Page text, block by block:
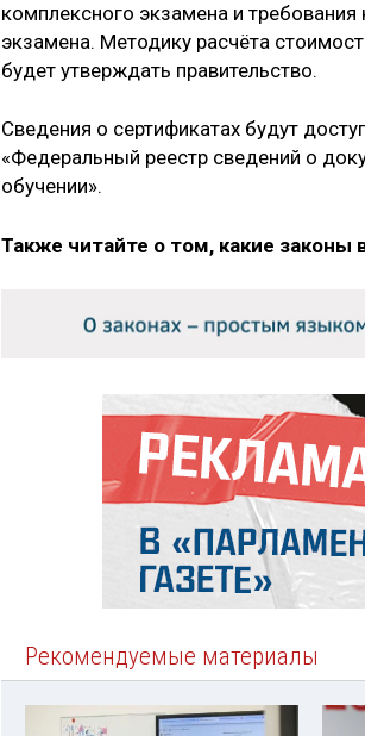
комплексного экзамена и
экзамена. Методику расчёта
будет утверждать правительство.
Сведения о сертификатах будут
«Федеральный реестр сведений о
обучении».
Также читайте о том, какие законы
Рекомендуемые материалы